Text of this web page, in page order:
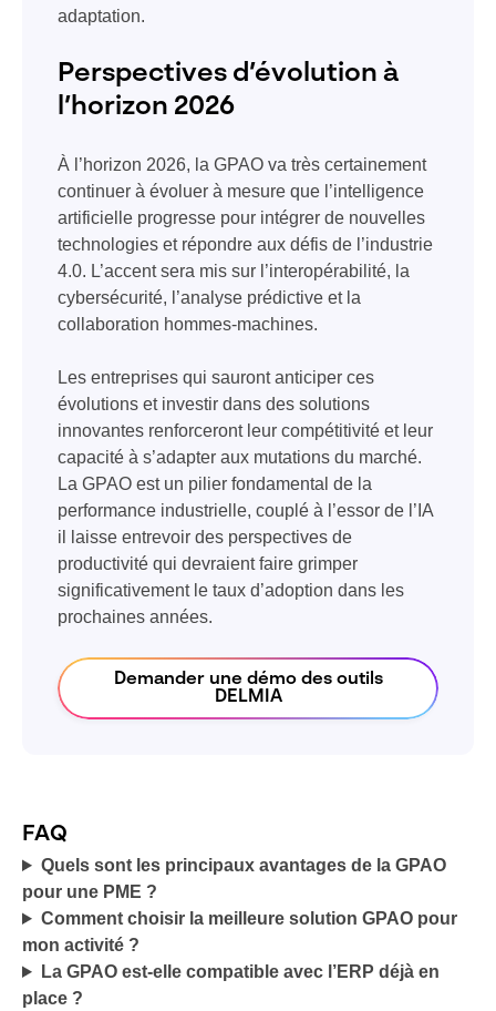
adaptation.
Perspectives d’évolution à
l’horizon 2026
À l’horizon 2026, la GPAO va très certainement
continuer à évoluer à mesure que l’intelligence
artificielle progresse pour intégrer de nouvelles
technologies et répondre aux défis de l’industrie
4.0. L’accent sera mis sur l’interopérabilité, la
cybersécurité, l’analyse prédictive et la
collaboration hommes-machines.
Les entreprises qui sauront anticiper ces
évolutions et investir dans des solutions
innovantes renforceront leur compétitivité et leur
capacité à s’adapter aux mutations du marché.
La GPAO est un pilier fondamental de la
performance industrielle, couplé à l’essor de l’IA
il laisse entrevoir des perspectives de
productivité qui devraient faire grimper
significativement le taux d’adoption dans les
prochaines années.
Demander une démo des outils
DELMIA
FAQ
Quels sont les principaux avantages de la GPAO
pour une PME ?
Comment choisir la meilleure solution GPAO pour
mon activité ?
La GPAO est-elle compatible avec l’ERP déjà en
place ?